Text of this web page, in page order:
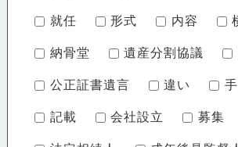
就任 形式 内容
納骨堂 遺産分割協議
公正証書遺言 違い
記載 会社設立 募集